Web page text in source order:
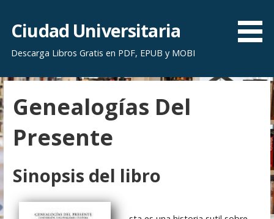
r
a
l
c
o
n
e
n
Ciudad Universitaria
Descarga Libros Gratis en PDF, EPUB y MOBI
Genealogías Del
Presente
Sinopsis del libro